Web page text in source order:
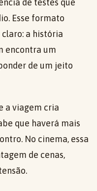
de testes que
Esse formato
a história
encontra um
de um jeito
a viagem cria
que haverá mais
No cinema, essa
de cenas,